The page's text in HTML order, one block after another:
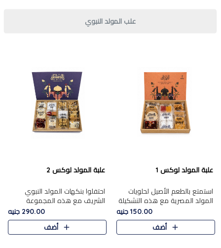
علب المولد النبوي
علبة المولد لوكس 1
استمتع بالطعم الأصيل لحلويات
المولد المصرية مع هذه التشكيلة
المختارة بعناية من 9 قطع. تتضمن
التشكيلة جوزرية مع فول،ملبان
150.00 جنيه
أضف
علبة المولد لوكس 2
احتفلوا بنكهات المولد النبوي
الشريف مع هذه المجموعة
الفاخرة المكونة من 19 قطعة،
والتي تم اختيارها بعناية فائقة لتُبرز
تشكيلة واسعة من الحلويات
290.00 جنيه
أضف